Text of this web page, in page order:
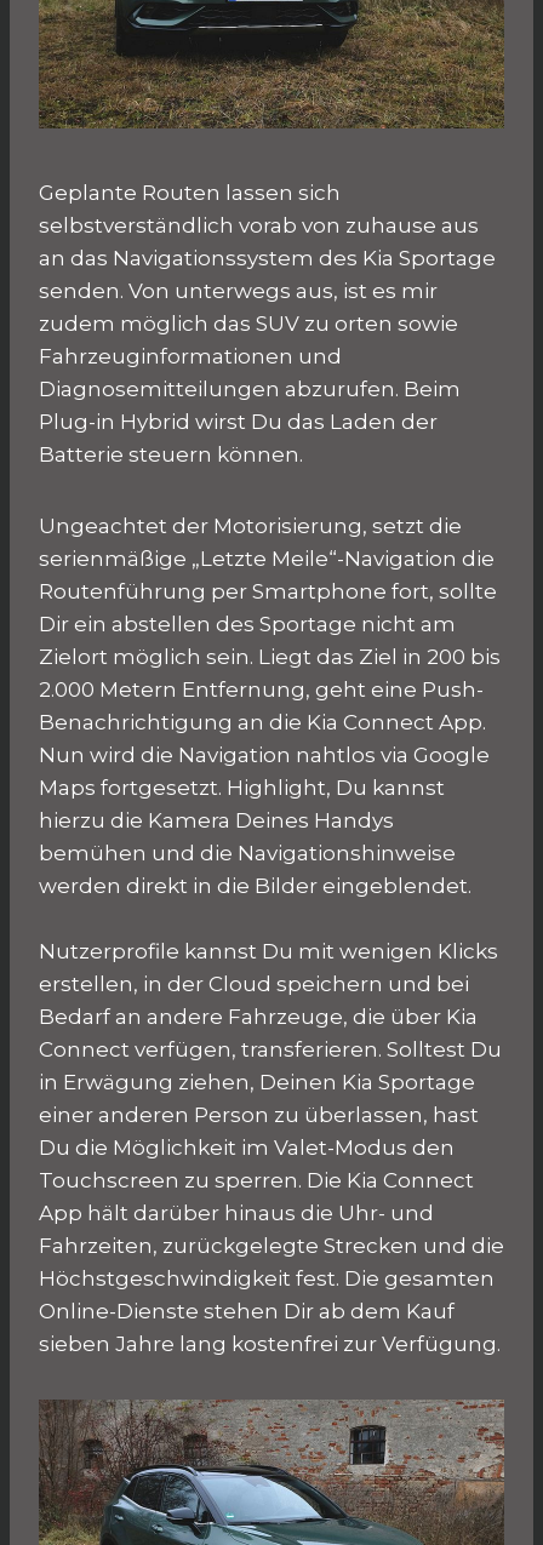
Geplante Routen lassen sich
selbstverständlich vorab von zuhause aus
an das Navigationssystem des Kia Sportage
senden. Von unterwegs aus, ist es mir
zudem möglich das SUV zu orten sowie
Fahrzeuginformationen und
Diagnosemitteilungen abzurufen. Beim
Plug-in Hybrid wirst Du das Laden der
Batterie steuern können.
Ungeachtet der Motorisierung, setzt die
serienmäßige „Letzte Meile“-Navigation die
Routenführung per Smartphone fort, sollte
Dir ein abstellen des Sportage nicht am
Zielort möglich sein. Liegt das Ziel in 200 bis
2.000 Metern Entfernung, geht eine Push-
Benachrichtigung an die Kia Connect App.
Nun wird die Navigation nahtlos via Google
Maps fortgesetzt. Highlight, Du kannst
hierzu die Kamera Deines Handys
bemühen und die Navigationshinweise
werden direkt in die Bilder eingeblendet.
Nutzerprofile kannst Du mit wenigen Klicks
erstellen, in der Cloud speichern und bei
Bedarf an andere Fahrzeuge, die über Kia
Connect verfügen, transferieren. Solltest Du
in Erwägung ziehen, Deinen Kia Sportage
einer anderen Person zu überlassen, hast
Du die Möglichkeit im Valet-Modus den
Touchscreen zu sperren. Die Kia Connect
App hält darüber hinaus die Uhr- und
Fahrzeiten, zurückgelegte Strecken und die
Höchstgeschwindigkeit fest. Die gesamten
Online-Dienste stehen Dir ab dem Kauf
sieben Jahre lang kostenfrei zur Verfügung.